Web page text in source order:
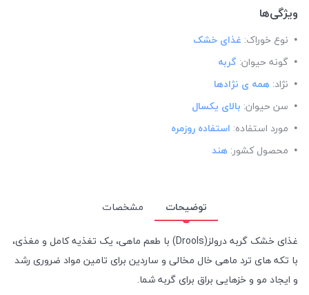
ویژگی‌ها
نوع خوراک: غذای خشک
گونه حیوان: گربه
نژاد: همه ی نژادها
سن حیوان: بالای یکسال
مورد استفاده: استفاده روزمره
محصول کشور: هند
توضیحات
مشخصات
غذای خشک گربه درولز(Drools) با طعم ماهی، یک تغذیه کامل و مغذی،
با تکه های ترد ماهی خال مخالی و ساردین برای تامین مواد ضروری رشد
و ایجاد مو و خزهایی براق برای گربه شما.